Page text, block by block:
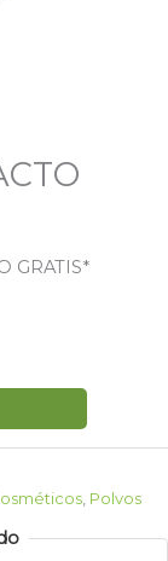
GRATIS*
Polvos